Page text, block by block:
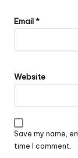
Email*
Website
Save my name,
time I comment.